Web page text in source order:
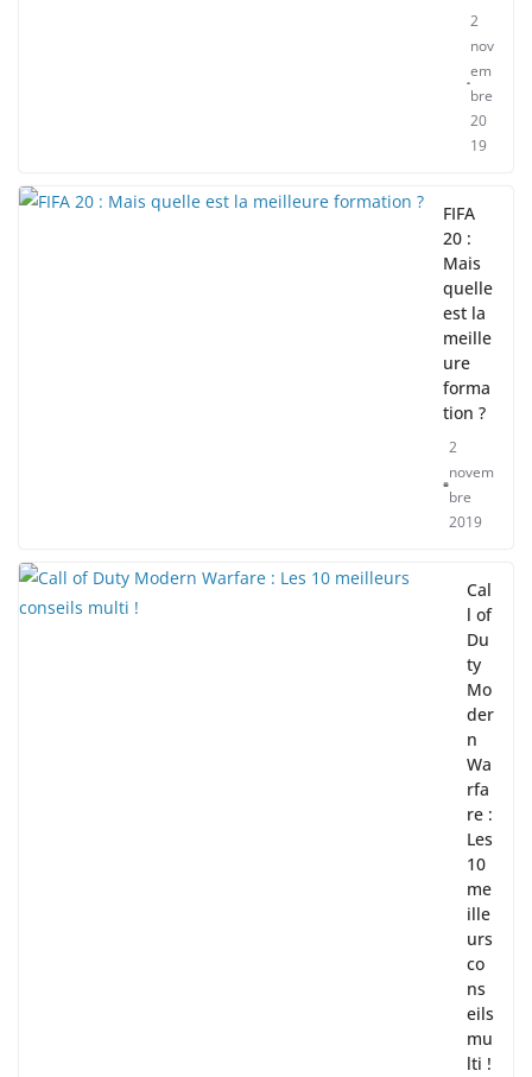
2
nov
em
bre
20
19
FIFA
20 :
Mais
quelle
est la
meille
ure
forma
tion ?
2
novem
bre
2019
Cal
l of
Du
ty
Mo
der
n
Wa
rfa
re :
Les
10
me
ille
urs
co
ns
eils
mu
lti !